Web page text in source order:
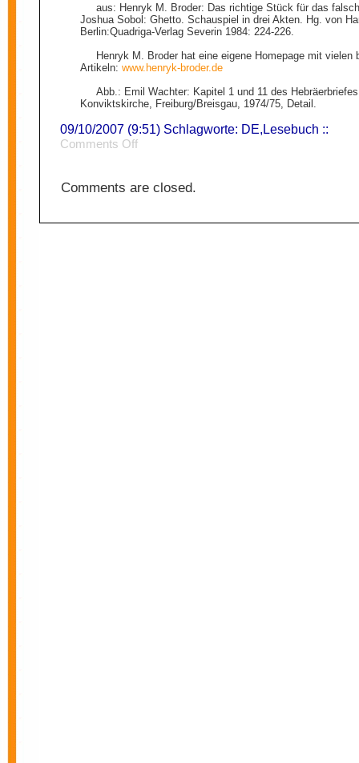
aus: Henryk M. Broder: Das richtige Stück für das
Joshua Sobol: Ghetto. Schauspiel in drei Akten. Hg. von
Berlin:Quadriga-Verlag Severin 1984: 224-226.
Henryk M. Broder hat eine eigene Homepage mit vielen
Artikeln: www.henryk-broder.de
Abb.: Emil Wachter: Kapitel 1 und 11 des
Konviktskirche, Freiburg/Breisgau, 1974/75, Detail.
09/10/2007 (9:51) Schlagworte: DE Lesebuch ::
Comments Offon
Comments are closed.